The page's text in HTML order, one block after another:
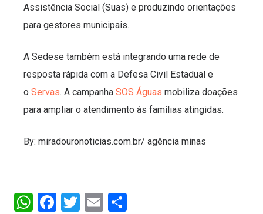
Assistência Social (Suas) e produzindo orientações
para gestores municipais.
A Sedese também está integrando uma rede de
resposta rápida com a Defesa Civil Estadual e
o Servas. A campanha SOS Águas mobiliza doações
para ampliar o atendimento às famílias atingidas.
By: miradouronoticias.com.br/ agência minas
WhatsApp
Facebook
Twitter
Email